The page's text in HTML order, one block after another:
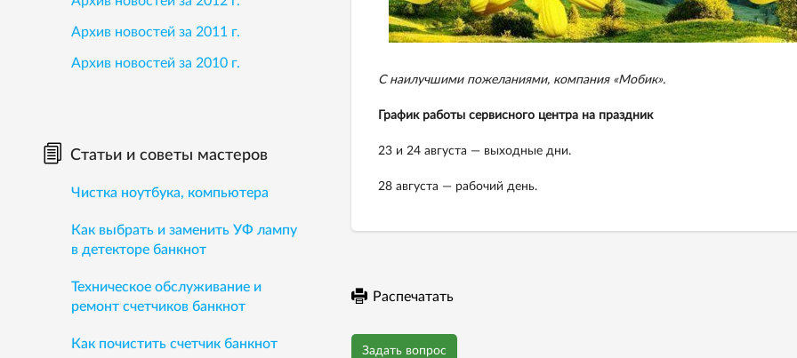
С наилучшими пожеланиями, компания «Мобик».
График работы сервисного центра на праздник
23 и 24 августа — выходные дни.
28 августа — рабочий день.
Распечатать
Задать вопрос
Архив новостей за 2011 г.
Архив новостей за 2010 г.
Статьи и советы мастеров
Чистка ноутбука, компьютера
Как выбрать и заменить УФ лампу
в детекторе банкнот
Техническое обслуживание и
ремонт счетчиков банкнот
Как почистить счетчик банкнот